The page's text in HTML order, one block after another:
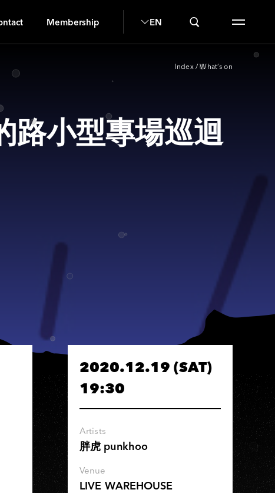
Membership EN
Index / What’s on
路小型專場巡迴
2020.12.19 (SAT)
19:30
Artists
胖虎 punkhoo
Venue
LIVE WAREHOUSE